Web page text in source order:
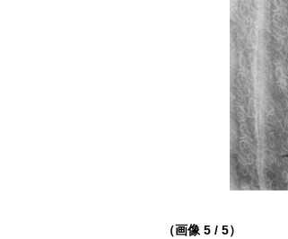
（画像 5 / 5）